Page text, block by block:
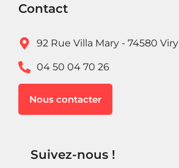
Contact
92 Rue Villa Mary - 74580 Viry
04 50 04 70 26
Nous contacter
Suivez-nous !